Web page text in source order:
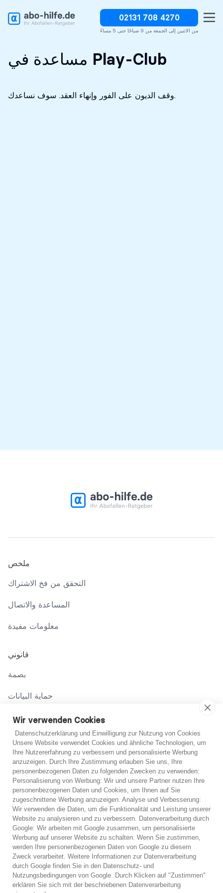
02131 708 4270
من الاثنين إلى الجمعة من 9 صباحًا حتى 5 مساءً
التحليل الأولي مجاني سرية تماما وقف الديون على الفور
مساعدة في Play-Club
وقف الديون على الفور وإنهاء العقد. سوف نساعدك.
ملخص
التحقق من فخ الاشتراك
المساعدة والاتصال
معلومات مفيدة
قانوني
بصمة
حماية البيانات
شروط
اتصل بنا
02131 708 42 70
support@abo-hilfe.de
© 2021 abo-hilfe.de
والنصائح والحيل المتعلقة بموضوع حماية المستهلك. يمكن نقل المعلومات
إلى المستهلك ويمكن أيضًا إكمال الاستبيان عبر الهاتف. لا يقدم موقع
abo-hilfe.de أي خدمات قانونية أو مشورة قانونية. وبغض النظر عن
Wir verwenden Cookies
Datenschutzerklärung und Einwilligung zur Nutzung von Cookies
Unsere Website verwendet Cookies und ähnliche Technologien, um
Ihre Nutzererfahrung zu verbessern und personalisierte Werbung
anzuzeigen. Durch Ihre Zustimmung erlauben Sie uns, Ihre
personenbezogenen Daten zu folgenden Zwecken zu verwenden:
Personalisierung von Werbung: Wir und unsere Partner nutzen Ihre
personenbezogenen Daten und Cookies, um Ihnen auf Sie
zugeschnittene Werbung anzuzeigen. Analyse und Verbesserung:
Wir verwenden die Daten, um die Funktionalität und Leistung unserer
Website zu analysieren und zu verbessern. Datenverarbeitung durch
Google: Wir arbeiten mit Google zusammen, um personalisierte
Werbung auf unserer Website zu schalten. Wenn Sie zustimmen,
werden Ihre personenbezogenen Daten von Google zu diesem
Zweck verarbeitet. Weitere Informationen zur Datenverarbeitung
durch Google finden Sie in den Datenschutz- und
Nutzungsbedingungen von Google. Durch Klicken auf "Zustimmen"
erklären Sie sich mit der beschriebenen Datenverarbeitung